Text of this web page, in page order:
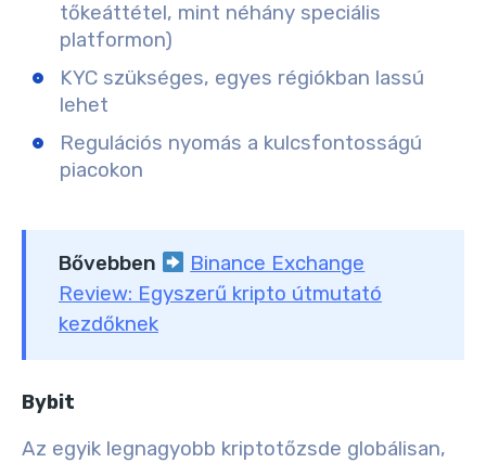
tőkeáttétel, mint néhány speciális
platformon)
KYC szükséges, egyes régiókban lassú
lehet
Regulációs nyomás a kulcsfontosságú
piacokon
Bővebben
Binance Exchange
Review: Egyszerű kripto útmutató
kezdőknek
Bybit
Az egyik legnagyobb kriptotőzsde globálisan,